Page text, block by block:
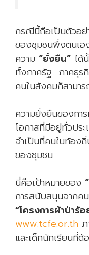
กรณีนี้ถือเป็นตัวอย่
ของชุมชนพึ่งตนเอ
ความ “ยั่งยืน” ได้
ทั้งภาครัฐ ภาคธุร
คนในสังคมก็สามา
ความยั่งยืนของกา
โอกาสที่มีอยู่ทั่วปร
จำเป็นที่คนในท้อง
ของชุมชน
นี่คือเป้าหมายของ
การสนับสนุนจากค
“โครงการผ้าป่าร้
www.tcfe.or.th
และเด็กนักเรียนที่